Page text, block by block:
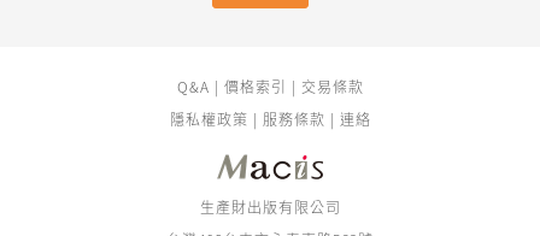
Q&A | 價格索引 | 交易條款
隱私權政策 | 服務條款 | 連絡
生產財出版有限公司